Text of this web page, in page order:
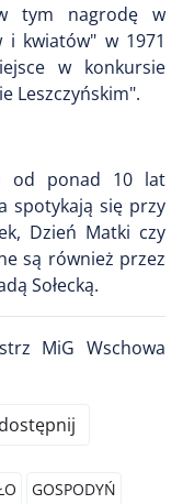
tym nagrodę w
i kwiatów" w 1971
w konkursie
Leszczyńskim".
od ponad 10 lat
spotykają się przy
Dzień Matki czy
są również przez
Sołecką.
MiG Wschowa
GOSPODYŃ